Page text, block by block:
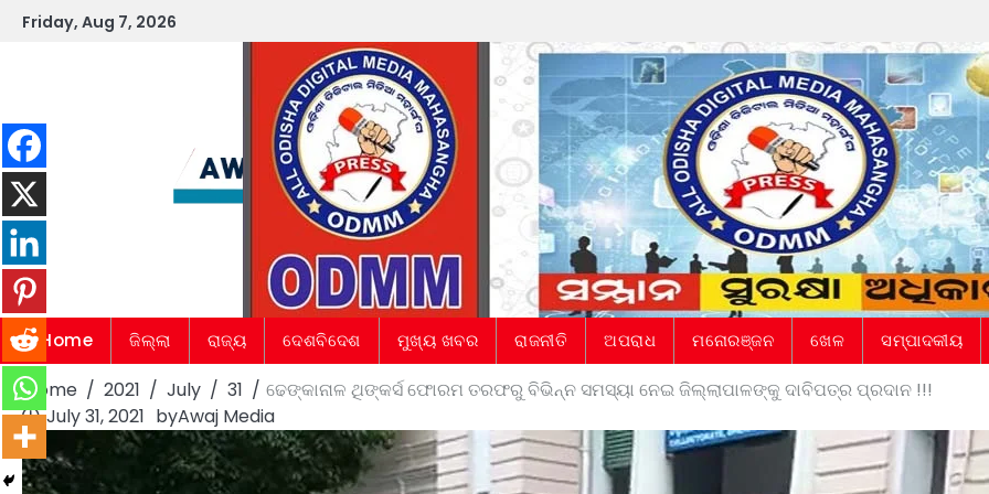
SkipFriday, Aug 7, 2026
Home ଜିଲ୍ଲା ରାଜ୍ୟ ଦେଶବିଦେଶ ମୁଖ୍ୟ ଖବର ରାଜନୀତି ଅପରାଧ ମନୋରଞ୍ଜନ ଖେଳ ସମ୍ପାଦକୀୟ
Home 2021 July 31
ଢେଙ୍କାନାଳ ଥିଙ୍କର୍ସ ଫୋରମ ତରଫରୁ ବିଭିନ୍ନ ସମସ୍ୟା ନେଇ ଜିଲ୍ଲାପାଳଙ୍କୁ ଦାବିପତ୍ର ପ୍ରଦାନ !!!
July 31, 2021 byAwaj Media